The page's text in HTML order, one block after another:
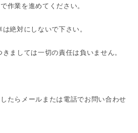
作業を進めてください。
絶対にしないで下さい。
ましては一切の責任は負いません。
たらメールまたは電話でお問い合わせ